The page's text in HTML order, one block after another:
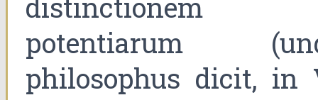
distinctionem
potentiarum
philosophus dicit, in